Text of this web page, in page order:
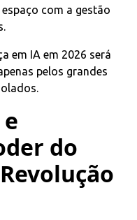
com a gestão
em IA em 2026 será
pelos grandes
do